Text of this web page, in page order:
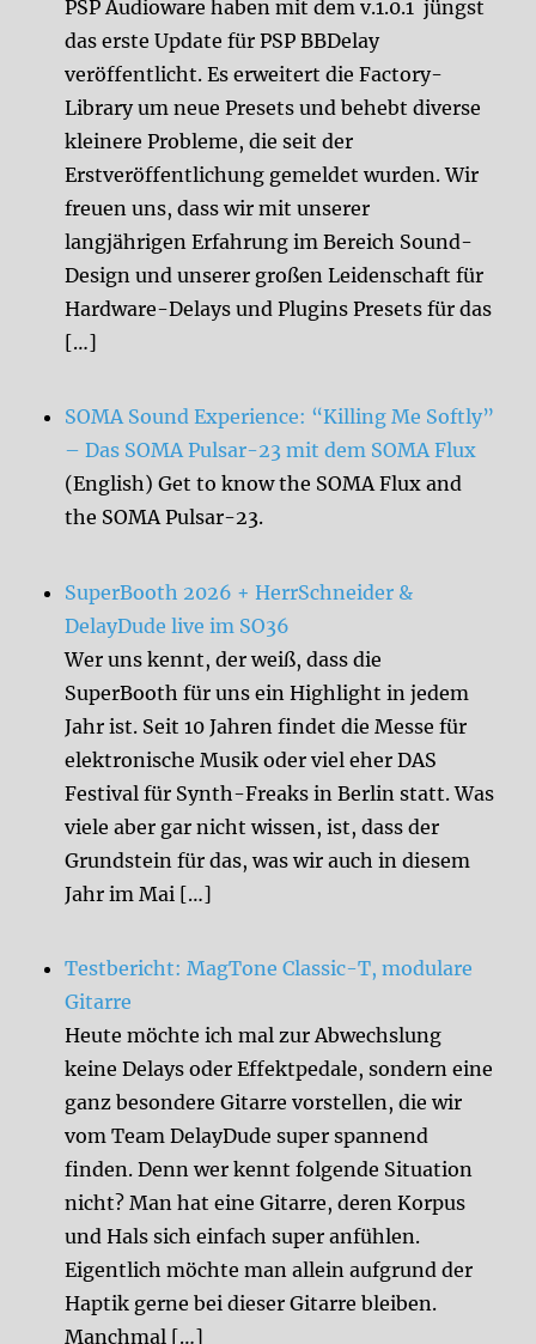
PSP Audioware haben mit dem v.1.0.1 jüngst
das erste Update für PSP BBDelay
veröffentlicht. Es erweitert die Factory-
Library um neue Presets und behebt diverse
kleinere Probleme, die seit der
Erstveröffentlichung gemeldet wurden. Wir
freuen uns, dass wir mit unserer
langjährigen Erfahrung im Bereich Sound-
Design und unserer großen Leidenschaft für
Hardware-Delays und Plugins Presets für das
[…]
SOMA Sound Experience: “Killing Me Softly”
– Das SOMA Pulsar-23 mit dem SOMA Flux
(English) Get to know the SOMA Flux and
the SOMA Pulsar-23.
SuperBooth 2026 + HerrSchneider &
DelayDude live im SO36
Wer uns kennt, der weiß, dass die
SuperBooth für uns ein Highlight in jedem
Jahr ist. Seit 10 Jahren findet die Messe für
elektronische Musik oder viel eher DAS
Festival für Synth-Freaks in Berlin statt. Was
viele aber gar nicht wissen, ist, dass der
Grundstein für das, was wir auch in diesem
Jahr im Mai […]
Testbericht: MagTone Classic-T, modulare
Gitarre
Heute möchte ich mal zur Abwechslung
keine Delays oder Effektpedale, sondern eine
ganz besondere Gitarre vorstellen, die wir
vom Team DelayDude super spannend
finden. Denn wer kennt folgende Situation
nicht? Man hat eine Gitarre, deren Korpus
und Hals sich einfach super anfühlen.
Eigentlich möchte man allein aufgrund der
Haptik gerne bei dieser Gitarre bleiben.
Manchmal […]